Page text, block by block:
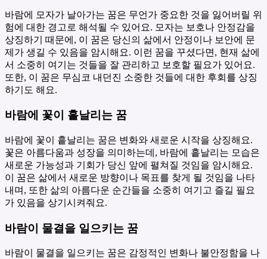
바람에 모자가 날아가는 꿈은 무언가 중요한 것을 잃어버릴 위
험에 대한 경고로 해석될 수 있어요. 모자는 보호나 안정감을
상징하기 때문에, 이 꿈은 당신의 삶에서 안정이나 보안에 문
제가 생길 수 있음을 암시해요. 이런 꿈을 꾸셨다면, 현재 삶에
서 소중히 여기는 것들을 잘 관리하고 보호할 필요가 있어요.
또한, 이 꿈은 무심코 내던진 소중한 것들에 대한 후회를 상징
하기도 해요.
바람에 꽃이 흩날리는 꿈
바람에 꽃이 흩날리는 꿈은 변화와 새로운 시작을 상징해요.
꽃은 아름다움과 성장을 의미하는데, 바람에 흩날리는 모습은
새로운 가능성과 기회가 당신 앞에 펼쳐질 것임을 암시해요.
이 꿈은 삶에서 새로운 방향이나 목표를 찾게 될 것임을 나타
내며, 또한 삶의 아름다운 순간들을 소중히 여기고 즐길 필요
가 있음을 상기시켜줘요.
바람이 물결을 일으키는 꿈
바람이 물결을 일으키는 꿈은 감정적인 변화나 불안정함을 나